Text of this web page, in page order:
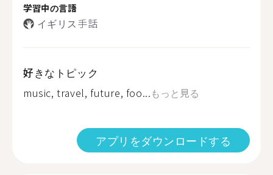
学習中の言語
イギリス手話
好きなトピック
music, travel, future, foo...もっと見る
アプリをダウンロードする